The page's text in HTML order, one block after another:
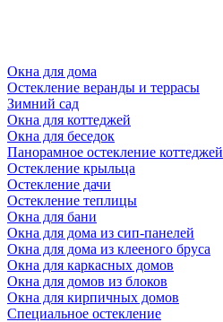
Окна для дома
Остекление веранды и террасы
Зимний сад
Окна для коттеджей
Окна для беседок
Панорамное остекление коттеджей
Остекление крыльца
Остекление дачи
Остекление теплицы
Окна для бани
Окна для дома из сип-панелей
Окна для дома из клееного бруса
Окна для каркасных домов
Окна для домов из блоков
Окна для кирпичных домов
Специальное остекление